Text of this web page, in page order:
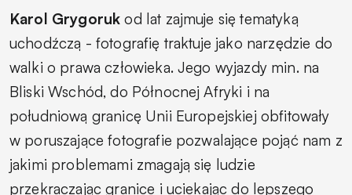
Karol Grygoruk od lat zajmuje się tematyką
uchodźczą - fotografię traktuje jako narzędzie do
walki o prawa człowieka. Jego wyjazdy min. na
Bliski Wschód, do Północnej Afryki i na
południową granicę Unii Europejskiej obfitowały
w poruszające fotografie pozwalające pojąć nam z
jakimi problemami zmagają się ludzie
przekraczając granice i uciekając do lepszego